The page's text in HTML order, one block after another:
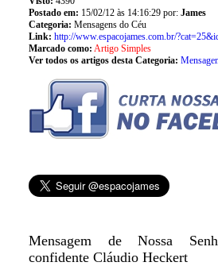
Postado em: 15/02/12 às 14:16:29 por: James
Categoria: Mensagens do Céu
Link: http://www.espacojames.com.br/
Marcado como: Artigo Simples
Ver todos os artigos desta Categoria:
Mensagem de Nossa
confidente Cláudio Heckert